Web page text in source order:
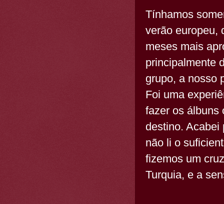
Tínhamos
verão europeu,
meses mais
principalmente
grupo, a nosso
Foi uma
fazer os álbuns
destino. Acabei
não li o
fizemos um
Turquia, e a